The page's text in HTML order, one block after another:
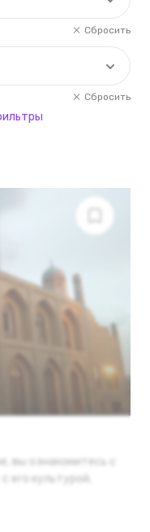
Сбросить
Сбросить
вы ознакомитесь с
его культурой,